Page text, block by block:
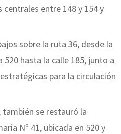
entre 148 y 154 y
sobre la ruta 36, desde la
520 hasta la calle 185, junto a
para la circulación
también se restauró la
Nº 41, ubicada en 520 y